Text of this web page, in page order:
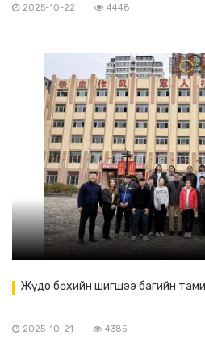
2025-10-22 4448
Жүдо бөхийн шигшээ багийн
2025-10-21 4385